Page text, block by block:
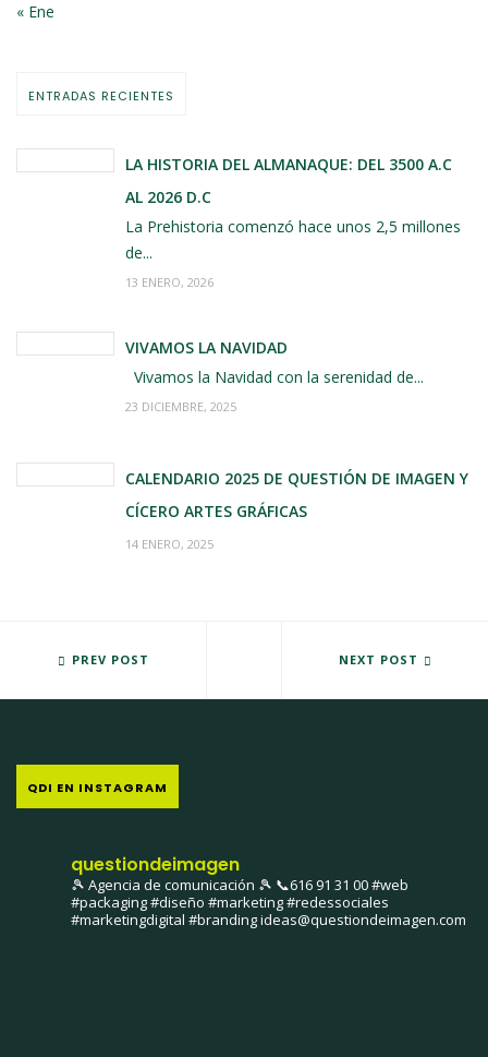
« Ene
ENTRADAS RECIENTES
LA HISTORIA DEL ALMANAQUE: DEL 3500 A.C
AL 2026 D.C
La Prehistoria comenzó hace unos 2,5 millones
de...
13 ENERO, 2026
VIVAMOS LA NAVIDAD
Vivamos la Navidad con la serenidad de...
23 DICIEMBRE, 2025
CALENDARIO 2025 DE QUESTIÓN DE IMAGEN Y
CÍCERO ARTES GRÁFICAS
14 ENERO, 2025
PREV POST
YA NO QUEDA NADA NEXT POST
EN AGOSTO... ¡NO
QDI EN INSTAGRAM
questiondeimagen
🎾 Agencia de comunicación 🎾 📞616 91 31 00#web
#packaging #diseño #marketing #redessociales
#marketingdigital #brandingideas@questiondeimagen.com